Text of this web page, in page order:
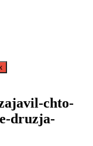
chto-
druzja-